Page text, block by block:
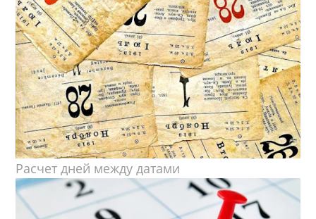
Расчет дней между датами